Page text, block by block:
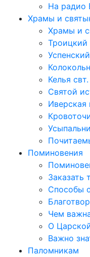
На радио
Храмы и
Храмы и
Троицкий
Келья
Святой
Иверская
Поминовения
Заказать
Способы
Чем
О
Важно
Паломникам